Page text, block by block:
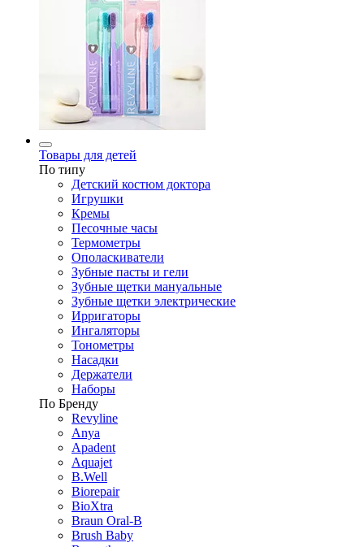
Товары для детей
По типу
Детский костюм доктора
Игрушки
Кремы
Песочные часы
Термометры
Ополаскиватели
Зубные пасты и гели
Зубные щетки мануальные
Зубные щетки электрические
Ирригаторы
Ингаляторы
Тонометры
Насадки
Держатели
Наборы
По Бренду
Revyline
Anya
Apadent
Aquajet
B.Well
Biorepair
BioXtra
Braun Oral-B
Brush Baby